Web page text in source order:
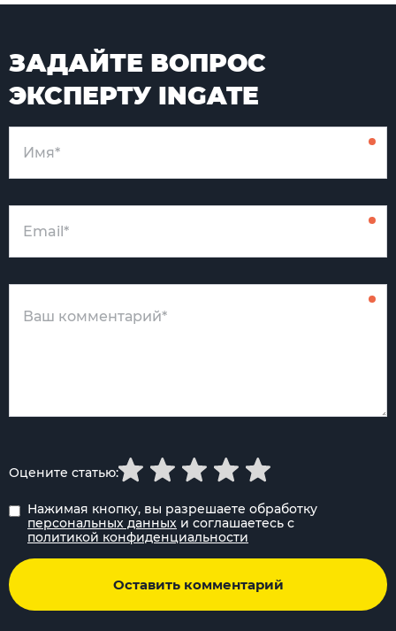
ЗАДАЙТЕ ВОПРОС
ЭКСПЕРТУ INGATE
Нажимая кнопку, вы разрешаете обработку
персональных данных и соглашаетесь с
политикой конфиденциальности
Оставить комментарий
Оцените статью: